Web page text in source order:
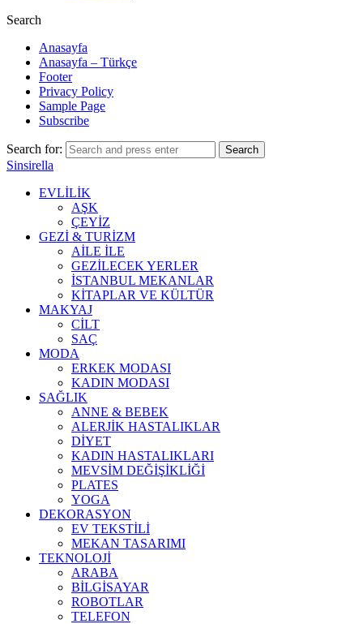
Search
Anasayfa
Anasayfa – Türkçe
Footer
Privacy Policy
Sample Page
Subscribe
Search for: Search
Sinsirella
EVLİLİK
AŞK
ÇEYİZ
GEZİ & TURİZM
AİLE İLE
GEZİLECEK YERLER
İSTANBUL MEKANLAR
KİTAPLAR VE KÜLTÜR
MAKYAJ
CİLT
SAÇ
MODA
ERKEK MODASI
KADIN MODASI
SAĞLIK
ANNE & BEBEK
ALERJİK HASTALIKLAR
DİYET
KADIN HASTALIKLARI
MEVSİM DEĞİŞİKLİĞİ
PLATES
YOGA
DEKORASYON
EV TEKSTİLİ
MEKAN TASARIMI
TEKNOLOJİ
ARABA
BİLGİSAYAR
ROBOTLAR
TELEFON